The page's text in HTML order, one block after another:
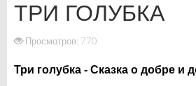
ТРИ ГОЛУБКА
Просмотров: 770
Три голубка - Сказка о добре и